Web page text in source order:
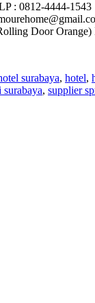
: 0812-4444-1543
Door
surabaya, hotel,
surabaya, supplier